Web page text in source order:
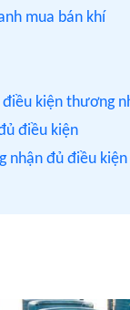
mua bán khí
kiện thương
điều kiện
nhận đủ điều